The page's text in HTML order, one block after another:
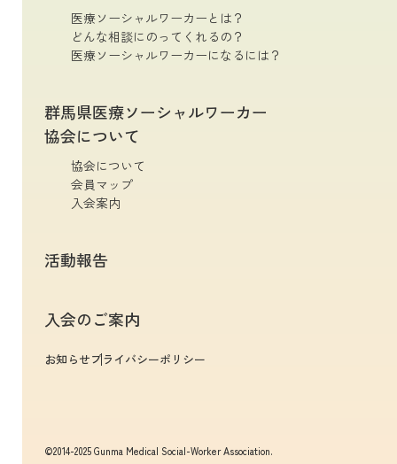
医療ソーシャルワーカーとは？
どんな相談にのってくれるの？
医療ソーシャルワーカーになるには？
群馬県医療ソーシャルワーカー
協会について
協会について
会員マップ
入会案内
活動報告
入会のご案内
お知らせプライバシーポリシー
©2014-2025 Gunma Medical Social-Worker Association.